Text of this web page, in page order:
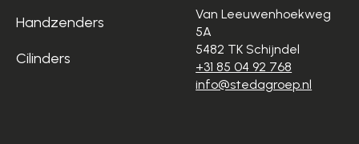
Handzenders
Cilinders
Van Leeuwenhoekweg
5A
5482 TK Schijndel
+31 85 04 92 768
info@stedagroep.nl